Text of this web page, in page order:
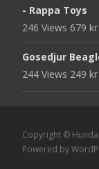
- Rappa Toys
246 Views 679 kr
Gosedjur
244 Views 249 kr
Copyright ©
Powered by